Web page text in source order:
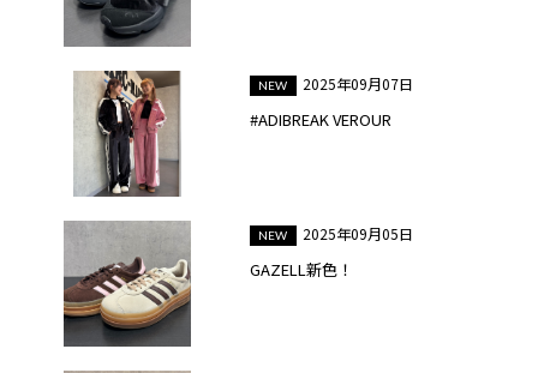
2025年09月07日
#ADIBREAK VEROUR
2025年09月05日
GAZELL新色！